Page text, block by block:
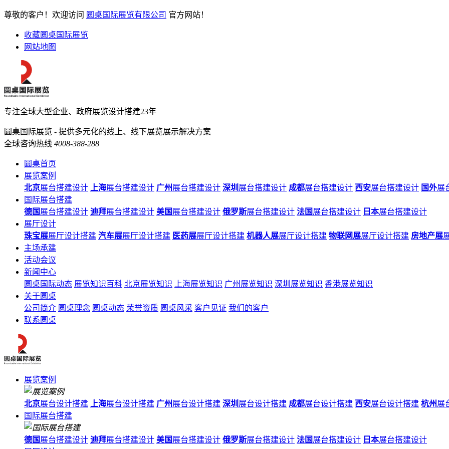
尊敬的客户！欢迎访问 圆桌国际展览有限公司 官方网站！
收藏圆桌国际展览
网站地图
专注全球大型企业、政府展览设计搭建23年
圆桌国际展览 - 提供多元化的线上、线下展览展示解决方案
全球咨询热线 4008-388-288
圆桌首页
展览案例
北京展台搭建设计 上海展台搭建设计 广州展台搭建设计 深圳 展台搭建设计 成都展台搭建设计 西安展台搭建设计 国外展
国际展台搭建
德国 展台搭建设计 迪拜展台搭建设计 美国 展台搭建设计 俄罗斯展台搭建设计 法国 展台搭建设计 日本展台搭建设计
展厅设计
珠宝展展厅设计搭建 汽车展展厅设计搭建 医药展展厅设计搭建 机器人展展厅设计搭建 物联网展展厅设计搭建 房地产展
主场承建
活动会议
新闻中心
圆桌国际动态 展览知识百科 北京展览知识 上海展览知识 广州展览知识 深圳展览知识 香港展览知识
关于圆桌
公司简介 圆桌理念 圆桌动态 荣誉资质 圆桌风采 客户见证 我们的客户
联系圆桌
展览案例
北京展台设计搭建 上海展台设计搭建 广州展台设计搭建 深圳 展台设计搭建 成都展台设计搭建 西安展台设计搭建 杭州展
国际展台搭建
德国 展台搭建设计 迪拜展台搭建设计 美国 展台搭建设计 俄罗斯展台搭建设计 法国 展台搭建设计 日本展台搭建设计